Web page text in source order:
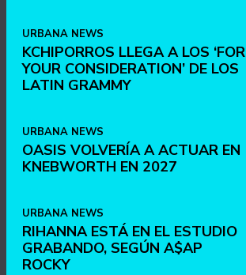
URBANA NEWS
KCHIPORROS LLEGA A LOS ‘FOR
YOUR CONSIDERATION’ DE LOS
LATIN GRAMMY
URBANA NEWS
OASIS VOLVERÍA A ACTUAR EN
KNEBWORTH EN 2027
URBANA NEWS
RIHANNA ESTÁ EN EL ESTUDIO
GRABANDO, SEGÚN A$AP
ROCKY